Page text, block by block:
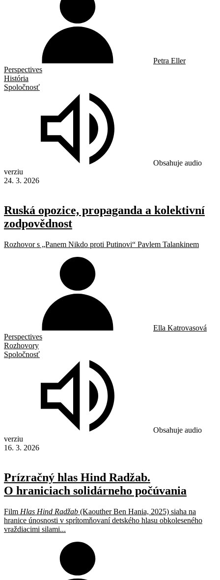
Petra Eller
Perspectives
História
Spoločnosť
Obsahuje audio
verziu
24. 3. 2026
Ruská opozice, propaganda a kolektivní
zodpovědnost
Rozhovor s „Panem Nikdo proti Putinovi“ Pavlem Talankinem
Ella Katrovasová
Perspectives
Rozhovory
Spoločnosť
Obsahuje audio
verziu
16. 3. 2026
Prízračný hlas Hind Radžab.
O hraniciach solidárneho počúvania
Film Hlas Hind Radžab (Kaouther Ben Hania, 2025) siaha na
hranice únosnosti v sprítomňovaní detského hlasu obkoleseného
vraždiacimi silami...